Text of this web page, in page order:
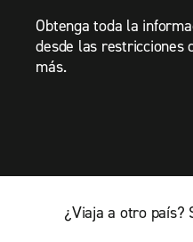
Obtenga toda la
desde las restricciones
más.
¿Viaja a otro país?